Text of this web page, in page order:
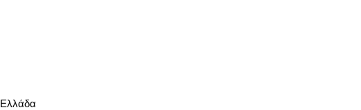
Ελλάδα